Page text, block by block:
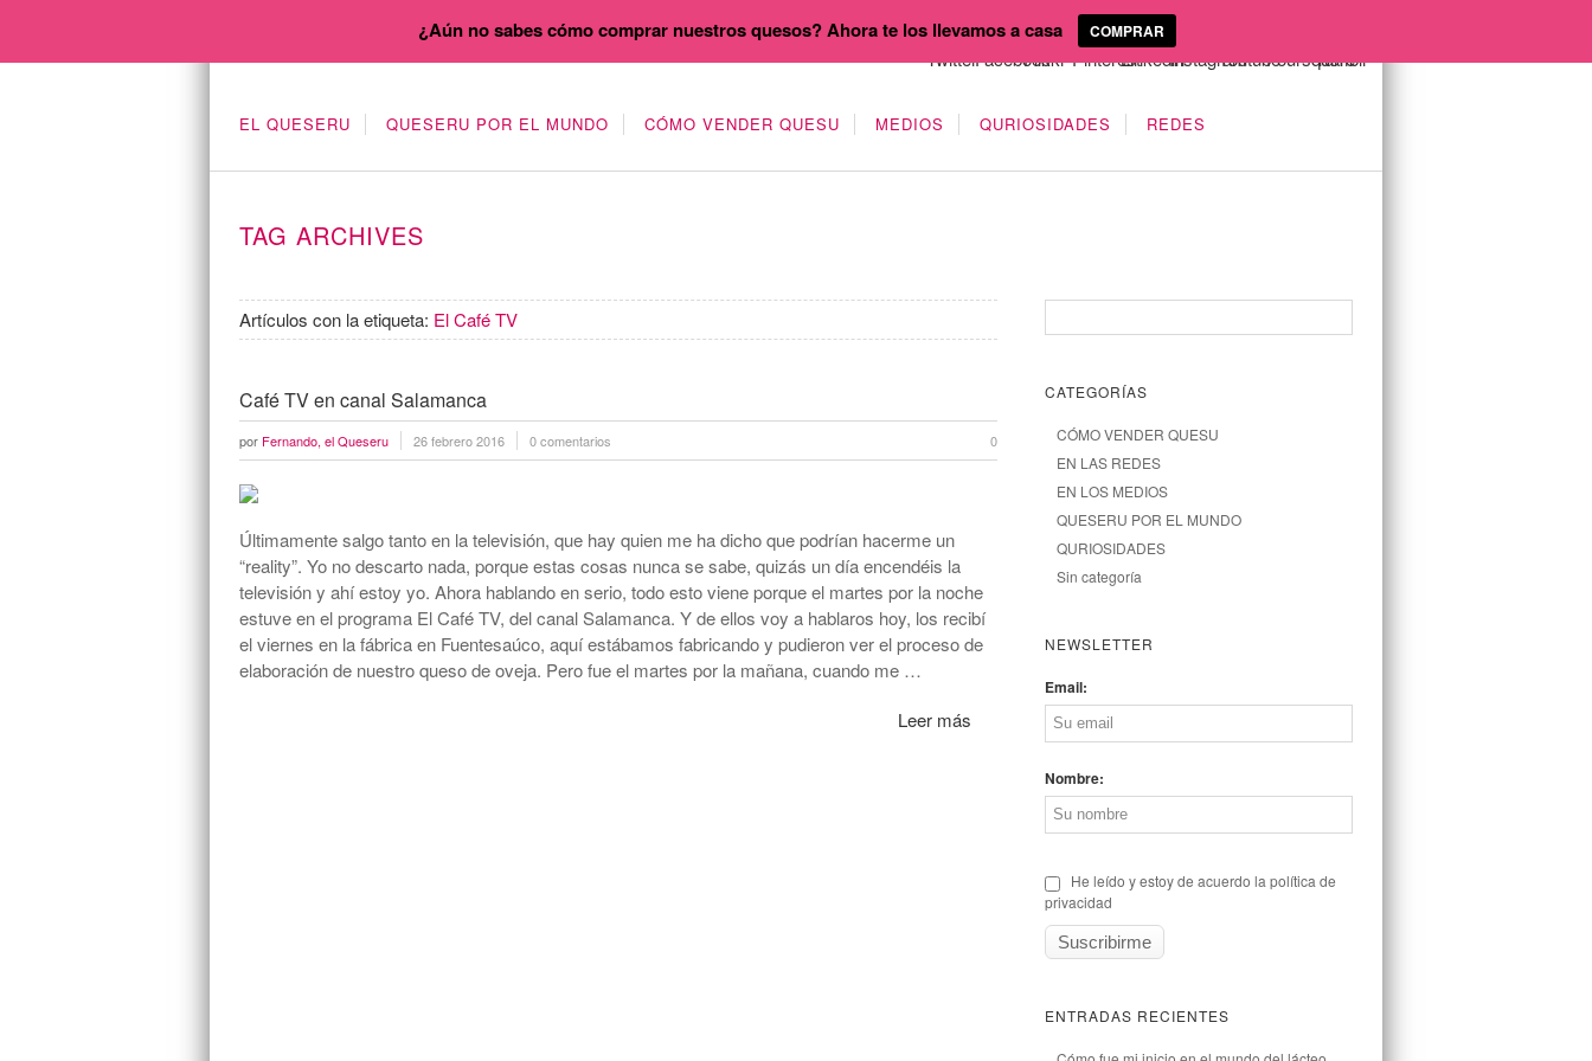
EL QUESERU QUESERU POR EL MUNDO CÓMO VENDER QUESU MEDIOS QURIOSIDADES REDES
TAG ARCHIVES
Artículos con la etiqueta: El Café TV
Café TV en canal Salamanca
por Fernando, el Queseru 26 febrero 2016 0 comentarios 0
Últimamente salgo tanto en la televisión, que hay quien me ha dicho que podrían hacerme un
“reality”. Yo no descarto nada, porque estas cosas nunca se sabe, quizás un día encendéis la
televisión y ahí estoy yo. Ahora hablando en serio, todo esto viene porque el martes por la noche
estuve en el programa El Café TV, del canal Salamanca. Y de ellos voy a hablaros hoy, los recibí
el viernes en la fábrica en Fuentesaúco, aquí estábamos fabricando y pudieron ver el proceso de
elaboración de nuestro queso de oveja. Pero fue el martes por la mañana, cuando me …
Leer más
CATEGORÍAS
CÓMO VENDER QUESU
EN LAS REDES
EN LOS MEDIOS
QUESERU POR EL MUNDO
QURIOSIDADES
Sin categoría
NEWSLETTER
Email:
Nombre:
He leído y estoy de acuerdo la política de
privacidad
ENTRADAS RECIENTES
¿Aún no sabes cómo comprar nuestros quesos? Ahora te los llevamos a casa COMPRAR